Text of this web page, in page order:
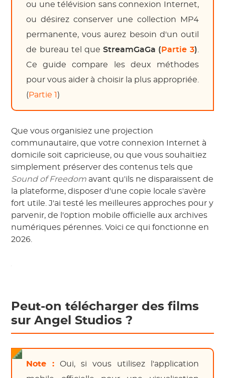
ou une télévision sans connexion Internet,
ou désirez conserver une collection MP4
permanente, vous aurez besoin d'un outil
de bureau tel queStreamGaGa ( Partie 3)
Ce guide compare les deux méthodes
pour vous aider à choisir la plus appropriée.
( Partie 1 )
Que vous organisiez une projection
communautaire, que votre connexion Internet à
domicile soit capricieuse, ou que vous souhaitiez
simplement préserver des contenus tels que
Sound of Freedom avant qu'ils ne disparaissent de
la plateforme, disposer d'une copie locale s'avère
fort utile. J'ai testé les meilleures approches pour y
parvenir, de l'option mobile officielle aux archives
numériques pérennes. Voici ce qui fonctionne en
2026.
Peut-on télécharger des films
sur Angel Studios ?
Note : Oui, si vous utilisez l'application